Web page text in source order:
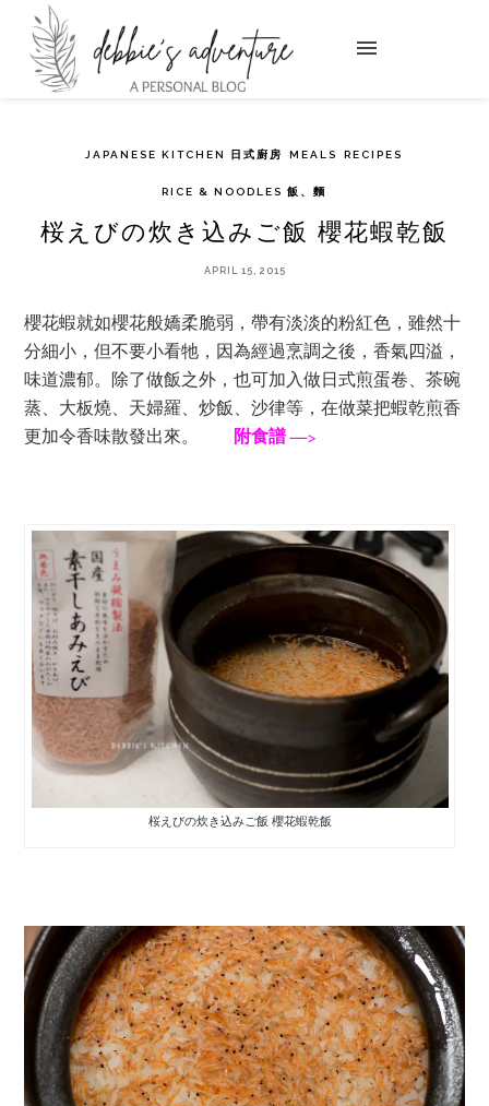
JAPANESE KITCHEN 日式廚房 MEALS RECIPES
RICE & NOODLES 飯、麵
桜えびの炊き込みご飯 櫻花蝦乾飯
APRIL 15, 2015
櫻花蝦就如櫻花般嬌柔脆弱，帶有淡淡的粉紅色，雖然十
分細小，但不要小看牠，因為經過烹調之後，香氣四溢，
味道濃郁。除了做飯之外，也可加入做日式煎蛋卷、茶碗
蒸、大板燒、天婦羅、炒飯、沙律等，在做菜把蝦乾煎香
更加令香味散發出來。 附食譜 —>
桜えびの炊き込みご飯 櫻花蝦乾飯